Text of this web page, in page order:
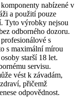
nabízené v
a použití pouze
Tyto výrobky nejsou
odborného dozoru.
s
s maximální mírou
starší 18 let.
servisu.
vést k závadám,
přičemž
odpovědnost.